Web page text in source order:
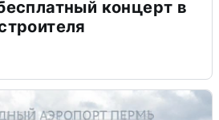
концерт в